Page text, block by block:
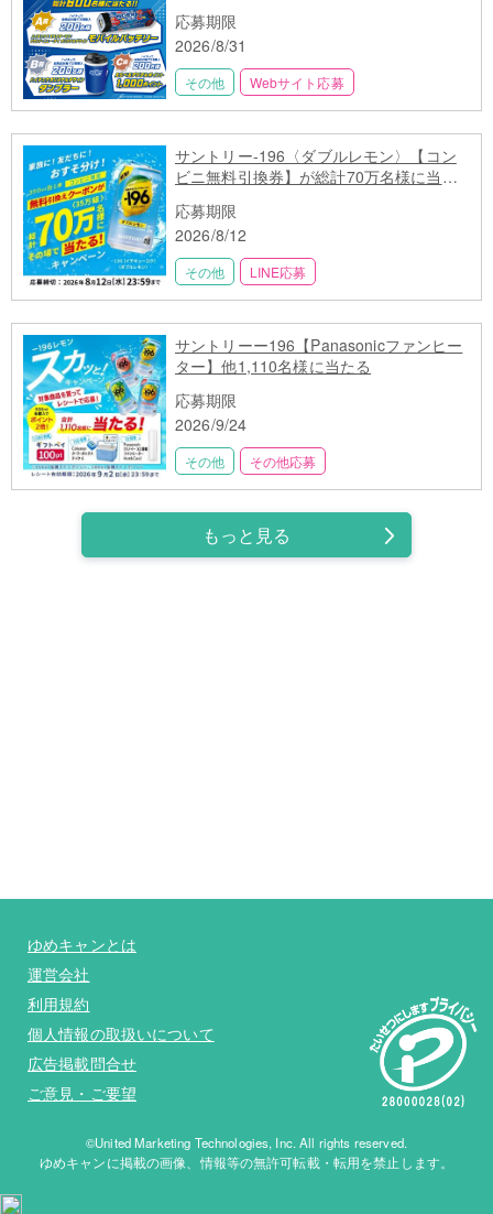
応募期限
2026/8/31
その他 Webサイト応募
サントリー-196〈ダブルレモン〉【コン
ビニ無料引換券】が総計70万名様に当た
応募期限
2026/8/12
その他 LINE応募
サントリーー196【Panasonicファンヒー
ター】他1,110名様に当たる
応募期限
2026/9/24
その他 その他応募
もっと見る
ゆめキャンとは
運営会社
利用規約
個人情報の取扱いについて
広告掲載問合せ
ご意見・ご要望
©United Marketing Technologies, Inc. All rights reserved.
ゆめキャンに掲載の画像、情報等の無許可転載・転用を禁止します。